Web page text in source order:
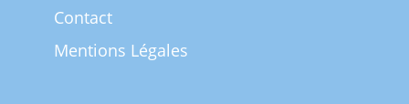
Contact
Mentions Légales